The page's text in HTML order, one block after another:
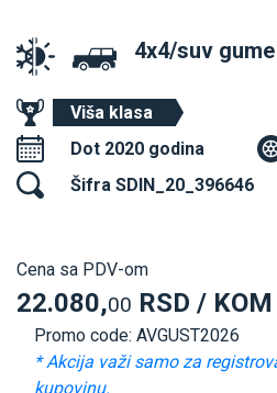
4x4/suv
Viša klasa
Dot 2020 godina
Šifra SDIN_20_396646
Cena sa PDV-om
22.080,00 RSD / KOM
Promo code: AVGUST2026
* Akcija važi samo za
kupovinu.